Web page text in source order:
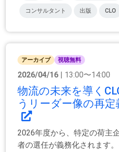
コンサルタント 出版 CLO
アーカイブ 視聴無料
2026/04/16 | 13:00〜14:00
物流の未来を導く
うリーダー像の再定
2026年度から、特定の荷主
者の選任が義務化されます